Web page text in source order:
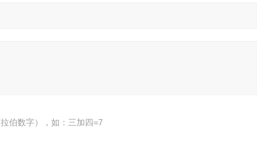
伯数字），如：三加四=7